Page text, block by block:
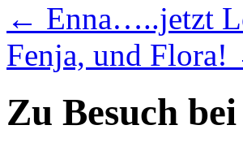
← Enna…..jetzt
Fenja, und Flora!
Zu Besuch